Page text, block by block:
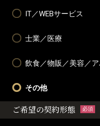
IT／WEBサービス
士業／医療
飲食／物販／美容／
その他
ご希望の契約形態 必須